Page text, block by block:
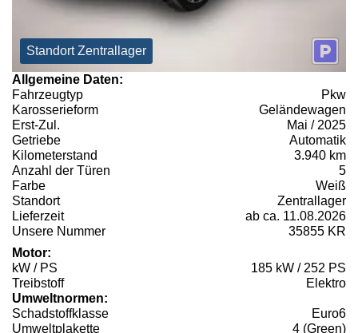
Standort Zentrallager
Allgemeine Daten:
Fahrzeugtyp
Pkw
Karosserieform
Geländewagen
Erst-Zul.
Mai / 2025
Getriebe
Automatik
Kilometerstand
3.940 km
Anzahl der Türen
5
Farbe
Weiß
Standort
Zentrallager
Lieferzeit
ab ca. 11.08.2026
Unsere Nummer
35855 KR
Motor:
kW / PS
185 kW / 252 PS
Treibstoff
Elektro
Umweltnormen:
Schadstoffklasse
Euro6
Umweltplakette
4 (Green)